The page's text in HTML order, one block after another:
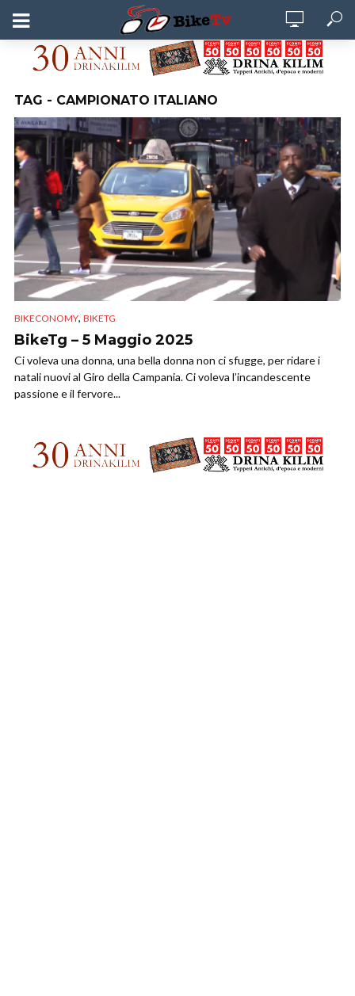
TAG - CAMPIONATO ITALIANO
BIKECONOMY, BIKETG
BikeTg – 5 Maggio 2025
Ci voleva una donna, una bella donna non ci sfugge, per ridare i
natali nuovi al Giro della Campania. Ci voleva l’incandescente
passione e il fervore...